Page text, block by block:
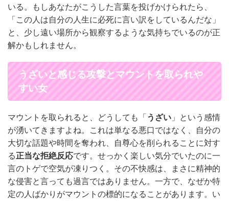
いる。もしあなたがこうした言葉を投げかけられたら、
「この人は自分の人生に必死に言い訳をしているんだな」
と、少し遠い場所から観察するような気持ちでいるのが正
解かもしれません。
うざいと感じる攻撃とマウントを取られや
すい女
マウントを取られると、どうしても「うざい 」という感情
が湧いてきますよね。これは単なる悪口ではなく、自分の
大切な話題や時間を奪われ、自尊心を削られることに対す
る正当な拒絶反応です。せっかく楽しい気分でいたのに一
言のトゲで空気が凍りつく。その不快感は、まさに精神的
な侵害と言っても過言ではありません。一方で、なぜか特
定の人ばかりがマウントの標的になることがあります。い